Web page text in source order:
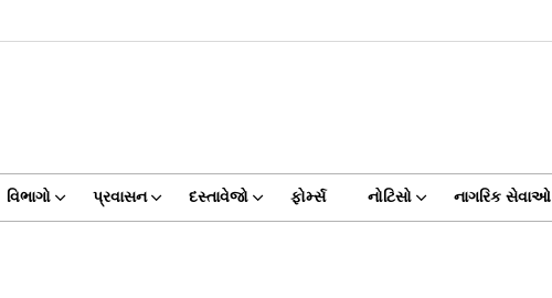
વિભાગો પ્રવાસન દસ્તાવેજો ફોર્મ્સ નોટિસો નાગરિક સેવાઓ